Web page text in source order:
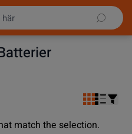
ordning
match the selection.